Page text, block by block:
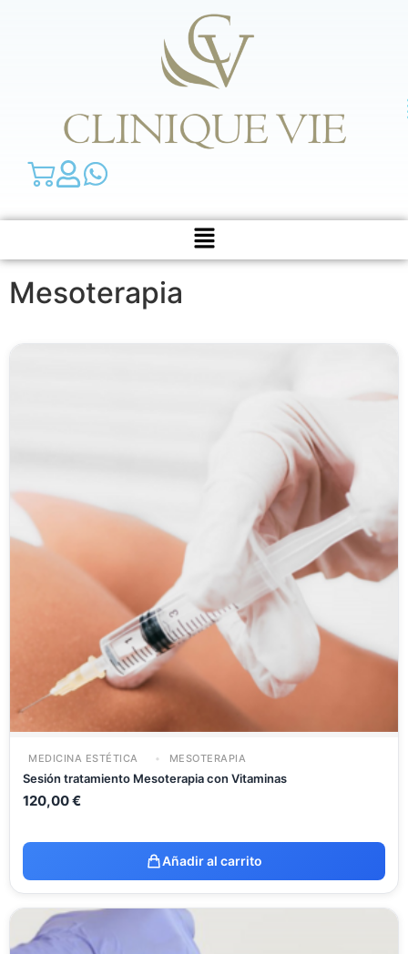
Mesoterapia
MEDICINA ESTÉTICA MESOTERAPIA
Sesión tratamiento Mesoterapia con Vitaminas
120,00€
Añadir al carrito